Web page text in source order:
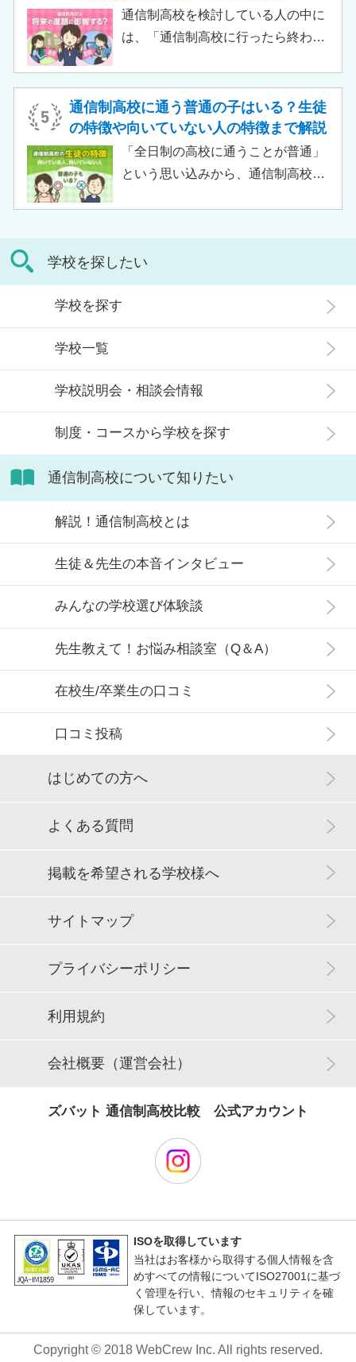
習指導やスクールカウンセラーによ
る生活面での相談など手厚い支援が
でしょう。 この記事では、サポート
校の特徴や通信制高校との違い、メ
リット・デメリットについて解説し
ます。
通信制高校を検討している人の中に
は、「通信制高校に行ったら終わ
がある人もいるのではないでしょう
か。 結論から言うと、通信制高校に
行ったからといって「人生終了」で
は決してありません。通信制高校で
の記事では、通信制高校に行くこと
が人生終わりではない理由や、通う
せた高校選びについて解説します。
通信制高校に通う普通の子はいる？生徒
の特徴や向いていない人の特徴まで解説
「全日制の高校に通うことが普通」
という思い込みから、通信制高校へ
生徒」などが通う学校という、先入
観がある人もいるかもしれません。
増加傾向にあり、さまざまな生徒が
在籍しています。 この記事では、通
信制高校にはどのような生徒が通っ
ているかや、通信制高校に向いてい
ます。
学校を探したい
学校を探す
学校一覧
学校説明会・相談会情報
制度・コースから学校を探す
通信制高校について知りたい
解説！通信制高校とは
生徒＆先生の本音インタビュー
みんなの学校選び体験談
先生教えて！お悩み相談室（Q＆A）
在校生/卒業生の口コミ
口コミ投稿
はじめての方へ
よくある質問
掲載を希望される学校様へ
サイトマップ
プライバシーポリシー
利用規約
会社概要（運営会社）
ズバット 通信制高校比較 公式アカウント
ISOを取得しています
当社はお客様から取得する個人情報を含
めすべての情報についてISO27001に基づ
く管理を行い、情報のセキュリティを確
保しています。
Copyright © 2018 WebCrew Inc. All rights reserved.